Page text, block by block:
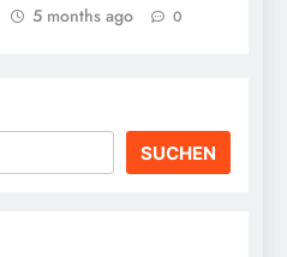
5 months ago 0
SUCHEN